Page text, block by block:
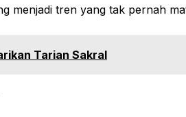
menjadi tren yang tak pernah
Tarian Sakral